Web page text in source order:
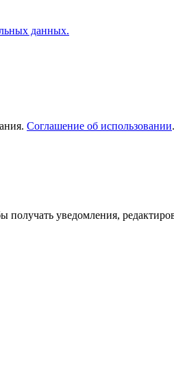
данных.
Соглашение об использовании.
уведомления,